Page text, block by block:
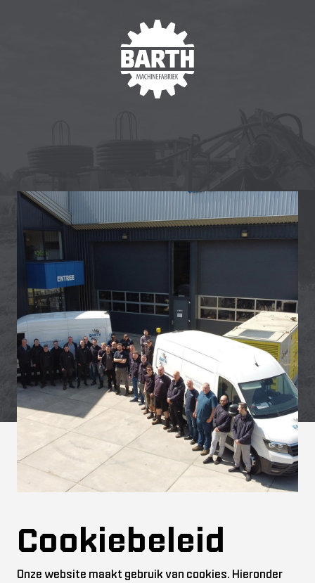
Cookiebeleid
Onze website maakt gebruik van cookies. Hieronder